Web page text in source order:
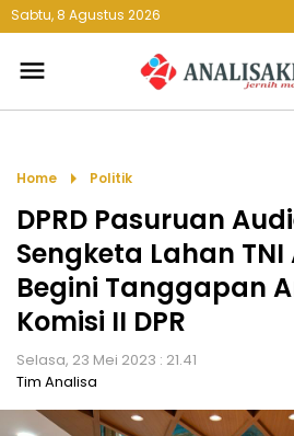
Sabtu, 8 Agustus 2026
menu
Home arrow_right Politik
DPRD Pasuruan
Sengketa Lahan TNI
Begini Tanggapan
Komisi II DPR
Selasa, 23 Mei 2023 : 21.41
Tim Analisa